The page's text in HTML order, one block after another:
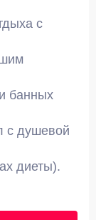
с
банных
с душевой
диеты).